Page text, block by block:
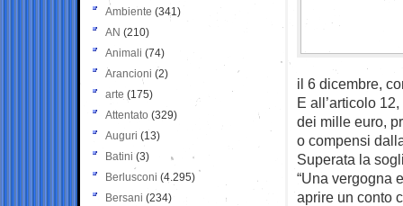
il 6 dicembre,
E all’articolo
dei mille euro,
o compensi
Superata la
“Una vergogna
aprire un conto
Ambiente (341)
AN (210)
Animali (74)
Arancioni (2)
arte (175)
Attentato (329)
Auguri (13)
Batini (3)
Berlusconi (4.295)
Bersani (234)